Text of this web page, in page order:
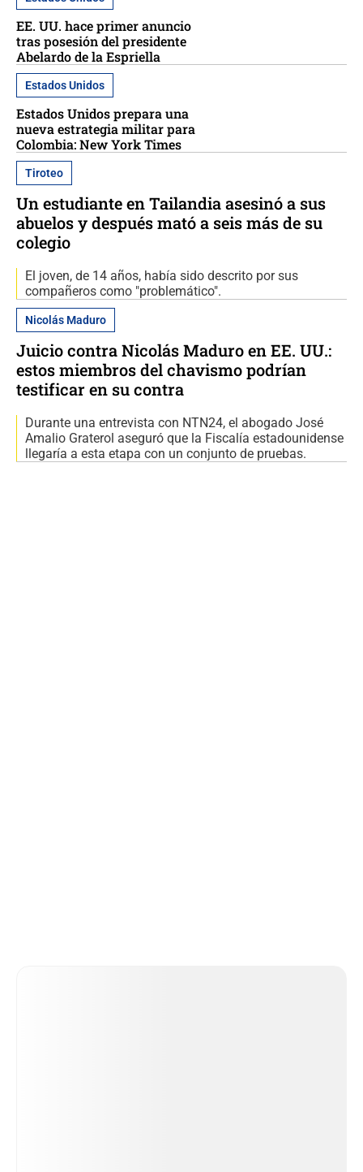
EE. UU. hace primer anuncio
tras posesión del presidente
Abelardo de la Espriella
Estados Unidos
Estados Unidos prepara una
nueva estrategia militar para
Colombia: New York Times
Tiroteo
Un estudiante en Tailandia asesinó a sus
abuelos y después mató a seis más de su
colegio
El joven, de 14 años, había sido descrito por sus
compañeros como "problemático".
Nicolás Maduro
Juicio contra Nicolás Maduro en EE. UU.:
estos miembros del chavismo podrían
testificar en su contra
Durante una entrevista con NTN24, el abogado José
Amalio Graterol aseguró que la Fiscalía estadounidense
llegaría a esta etapa con un conjunto de pruebas.